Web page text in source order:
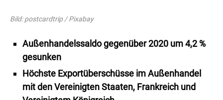
Bild: postcardtrip / Pixabay
Außenhandelssaldo gegenüber 2020 um 4,2 %
gesunken
Höchste Exportüberschüsse im Außenhandel
mit den Vereinigten Staaten, Frankreich und